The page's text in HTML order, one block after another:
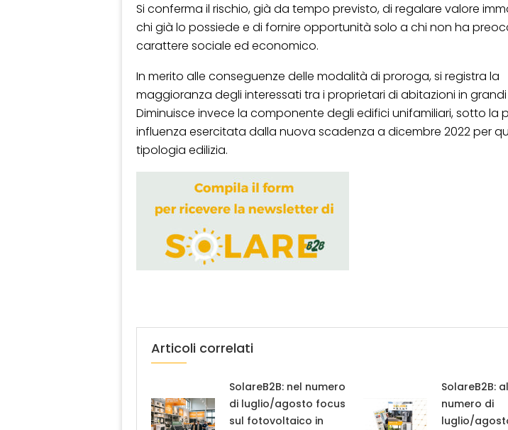
Si conferma il rischio, già da tempo previsto, di regalare valore
chi già lo possiede e di fornire opportunità solo a chi non ha
carattere sociale ed economico.
In merito alle conseguenze delle modalità di proroga, si registra la
maggioranza degli interessati tra i proprietari di abitazioni in
Diminuisce invece la componente degli edifici unifamiliari, sotto la
influenza esercitata dalla nuova scadenza a dicembre 2022 per
tipologia edilizia.
Articoli correlati
SolareB2B: nel numero
di luglio/agosto focus
sul fotovoltaico in
SolareB2B:
numero di
luglio/